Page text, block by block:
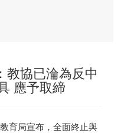
教協已淪為反中
應予取締
育局宣布，全面終止與